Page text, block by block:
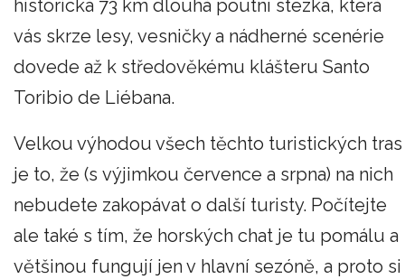
historická 73 km dlouhá poutní stezka, která
vás skrze lesy, vesničky a nádherné scenérie
dovede až k středověkému klášteru Santo
Toribio de Liébana.
Velkou výhodou všech těchto turistických tras
je to, že (s výjimkou července a srpna) na nich
nebudete zakopávat o další turisty. Počítejte
ale také s tím, že horských chat je tu pomálu a
většinou fungují jen v hlavní sezóně, a proto si